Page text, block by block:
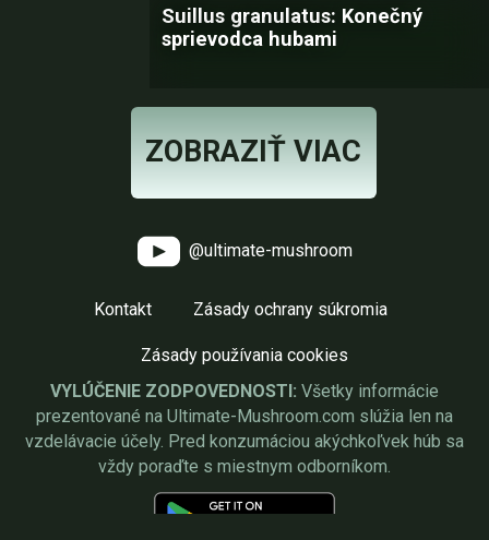
Suillus granulatus: Konečný
sprievodca hubami
ZOBRAZIŤ VIAC
@ultimate-mushroom
Kontakt Zásady ochrany súkromia
Zásady používania cookies
VYLÚČENIE ZODPOVEDNOSTI: Všetky informácie
prezentované na Ultimate-Mushroom.com slúžia len na
vzdelávacie účely. Pred konzumáciou akýchkoľvek húb sa
vždy poraďte s miestnym odborníkom.